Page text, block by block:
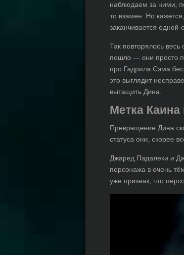
наблюдаем за ними,
то взамен. Но
заканчивается одной-
Так повторялось
пошло — они просто
про Гадрила Сэма
это выглядит
вытащить Дина.
Метка
Превращение Дина
статуса они, скорее
Джаред Падалеки и
персонажа в очень
уже признак, что